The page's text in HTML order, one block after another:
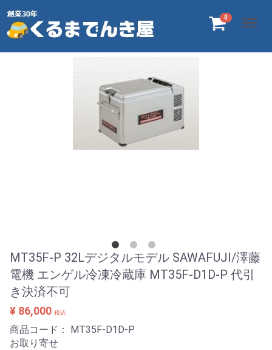
0 Menu
MT35F-P 32Lデジタルモデル SAWAFUJI/澤藤
電機 エンゲル冷凍冷蔵庫 MT35F-D1D-P 代引
き決済不可
¥ 86,000 税込
商品コード：
MT35F-D1D-P
お取り寄せ